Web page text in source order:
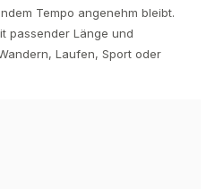
Tempo angenehm bleibt.
passender Länge und
Laufen, Sport oder